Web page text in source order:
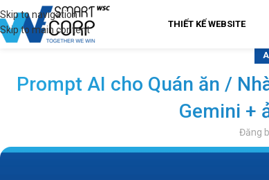
Skip to navigation
Skip to main content
THIẾT KẾ WEBSITE
Prompt AI cho Quán ăn /
Gemini +
Đăng